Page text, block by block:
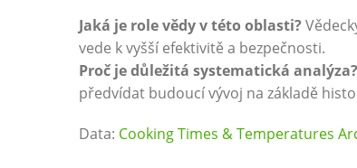
Jaká je role vědy v této oblasti?
vede k vyšší efektivitě a bezpečnosti.
Proč je důležitá systematická analýza?
předvídat budoucí vývoj na základě
Data: Cooking Times & Temperatures